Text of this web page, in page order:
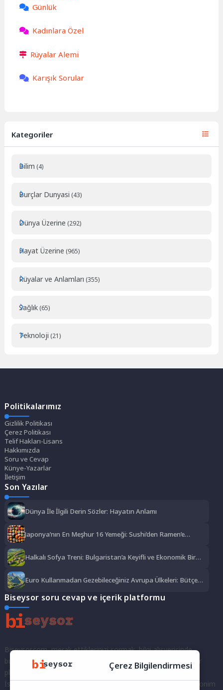
Günlük
Kadınlara Özel
Rüyalar Alemi
Karışık Sorular
Kategoriler
Bilim (4)
Burçlar Dunyasi (43)
Dünya Üzerine (292)
Hayat Üzerine (965)
Rüyalar ve Anlamları (355)
Sağlık (65)
Teknoloji (21)
Politikalarımız
Gizlilik Politikası
Çerez Politikası
Telif Hakları-Lisans
Hakkımızda
Soru ve Cevap
Künye-Yazarlar
İletişim
Son Yazılar
Dünya İle İlgili Derin Sözler: Hayatın Anlamı
Japonya’nın En Meşhur 16 Yemeği: Sushi’den Ramen’e
Halkalı Sofya Treni: Bulgaristan’a Keyifli ve Ekonomik Bir
Euro Kullanmadan Gezebileceğiniz Avrupa Ülkeleri: Bütçe
Biseysor soru cevap ve içerik platformu
Biseysor.com, merak ettiklerinizi sormak, bilgi alışverişinde
bulunmak ve fikirlerinizi paylaşmak için bir araya geldiğimiz bir
platformdur.
İster kayıtlı bir kullanıcı olarak topluluğumuza katılın, ister anonim
Çerez Bilgilendirmesi